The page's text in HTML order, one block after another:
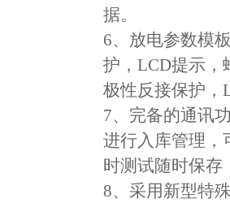
据。
6、放电参数模
护， LCD提示，
极性反接保护，
7、完备的通讯
进行入库管理，
时测试随时保存
8、采用新型特